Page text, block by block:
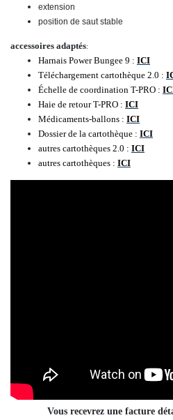
extension
position de saut stable
accessoires adaptés:
Harnais Power Bungee 9 : ICI
Téléchargement cartothèque 2.0 :
Échelle de coordination T-PRO :
Haie de retour T-PRO : ICI
Médicaments-ballons : ICI
Dossier de la cartothèque : ICI
autres cartothèques 2.0 : ICI
autres cartothèques : ICI
Vous recevrez une facture